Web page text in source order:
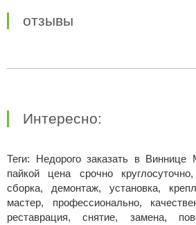
отзывы
Интересно:
Теги: Недорого заказать в Виннице
пайкой цена срочно
сборка, демонтаж, установка,
мастер, профессионально,
реставрация, снятие, замена,